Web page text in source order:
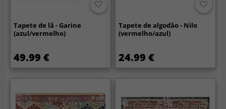
Tapete de lã - Garine
(azul/vermelho)
49.99 €
Tapete de algodão - Nilo
(vermelho/azul)
24.99 €